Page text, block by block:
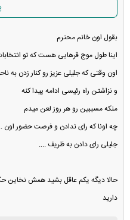
بقول اون خانم محترم
اینا طول موج قرهایی هست که تو
اون وقتی که جلیلی عزیز رو کنار زدن به
و نزاشتن راه رئیسی ادامه پیدا کنه
منکه مسببین رو هر روز لعن میدم
چه اونا که رای ندادن و فرصت حضور اون
جلیلی رای دادن به ظریف ....
حالا دیگه یکم عاقل بشید همش نخاین
دارید